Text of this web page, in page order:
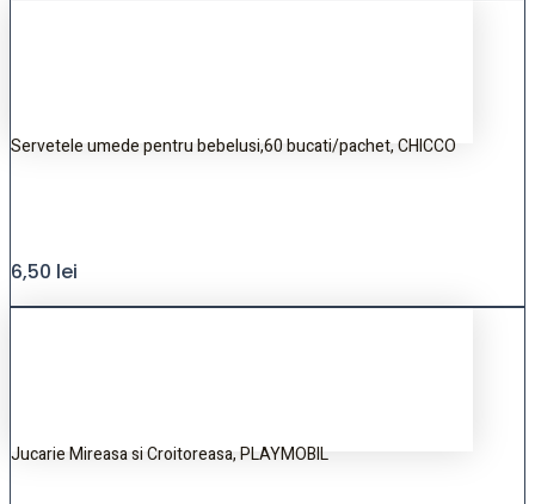
Servetele umede pentru bebelusi,60 bucati/pachet, CHICCO
6,50 lei
Jucarie Mireasa si Croitoreasa, PLAYMOBIL